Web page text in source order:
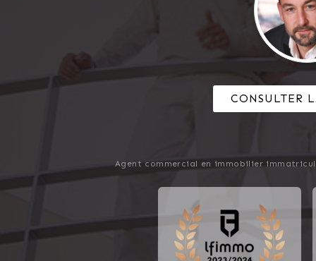
CONSULTER
Agent commercial en immobilier immatriculé